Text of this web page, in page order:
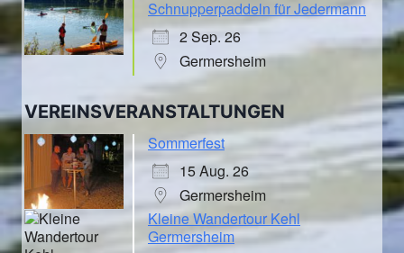
Schnupperpaddeln für Jedermann
2 Sep. 26
Germersheim
VEREINSVERANSTALTUNGEN
Sommerfest
15 Aug. 26
Germersheim
Kleine Wandertour Kehl
Germersheim